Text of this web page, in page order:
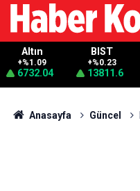
Altın
+%1.09
6732.04
BIST
+%0.23
13811.6
Anasayfa Güncel